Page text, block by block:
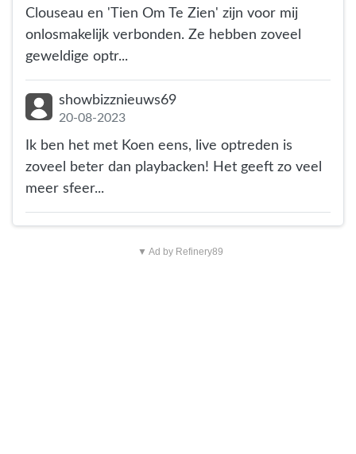
Clouseau en 'Tien Om Te Zien' zijn voor mij
onlosmakelijk verbonden. Ze hebben zoveel
geweldige optr...
showbizznieuws69
20-08-2023
Ik ben het met Koen eens, live optreden is
zoveel beter dan playbacken! Het geeft zo veel
meer sfeer...
▼ Ad by Refinery89